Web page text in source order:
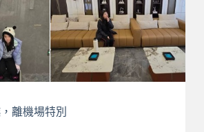
離機場特別